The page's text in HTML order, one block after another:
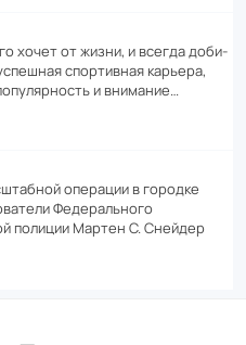
хочет от жизни, и всегда доби­
спор­ти­вная карьера,
и внимание…
операции в городке
Феде­раль­ного
полиции Мартен С. Снейдер